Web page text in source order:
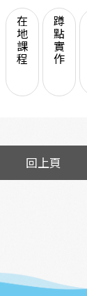
在
地
課
程
蹲
點
實
作
回上頁